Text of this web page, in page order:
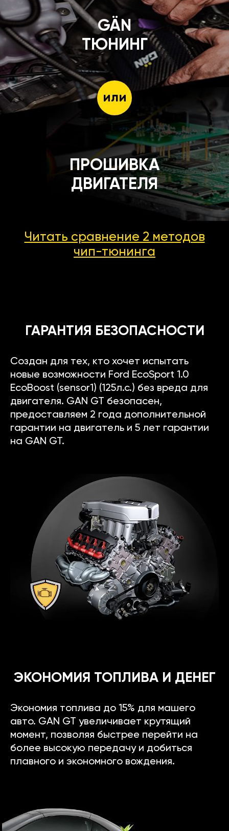
GÄN
ТЮНИНГ
или
ПРОШИВКА
ДВИГАТЕЛЯ
Читать сравнение 2 методов
чип-тюнинга
ГАРАНТИЯ БЕЗОПАСНОСТИ
Создан для тех, кто хочет испытать
новые возможности Ford EcoSport 1.0
EcoBoost (sensor1) (125л.с.) без вреда для
двигателя. GAN GT безопасен,
предоставляем 2 года дополнительной
гарантии на двигатель и 5 лет гарантии
на GAN GT.
ЭКОНОМИЯ ТОПЛИВА И ДЕНЕГ
Экономия топлива до 15% для машего
авто. GAN GT увеличивает крутящий
момент, позволяя быстрее перейти на
более высокую передачу и добиться
плавного и экономного вождения.